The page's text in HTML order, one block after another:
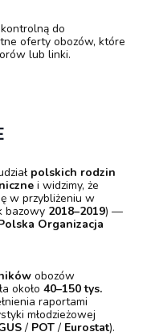
do
oferty obozów, które
lub linki.
polskich rodzin
i widzimy, że
w przybliżeniu w
bazowy 2018–2019) —
Organizacja
obozów
około 40–150 tys.
raportami
młodzieżowej
/ POT / Eurostat).